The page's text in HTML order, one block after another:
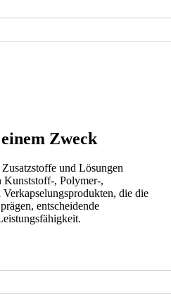
Zweck
und Lösungen
Kunststoff-, Polymer-,
die die
entscheidende